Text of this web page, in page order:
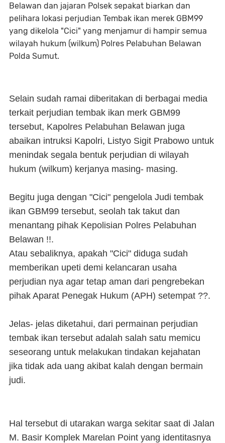
Belawan dan jajaran Polsek sepakat biarkan dan
pelihara lokasi perjudian Tembak ikan merek GBM99
yang dikelola "Cici" yang menjamur di hampir semua
wilayah hukum (wilkum) Polres Pelabuhan Belawan
Polda Sumut.
Selain sudah ramai diberitakan di berbagai media
terkait perjudian tembak ikan merk GBM99
tersebut, Kapolres Pelabuhan Belawan juga
abaikan intruksi Kapolri, Listyo Sigit Prabowo untuk
menindak segala bentuk perjudian di wilayah
hukum (wilkum) kerjanya masing- masing.
Begitu juga dengan "Cici" pengelola Judi tembak
ikan GBM99 tersebut, seolah tak takut dan
menantang pihak Kepolisian Polres Pelabuhan
Belawan !!.
Atau sebaliknya, apakah "Cici" diduga sudah
memberikan upeti demi kelancaran usaha
perjudian nya agar tetap aman dari pengrebekan
pihak Aparat Penegak Hukum (APH) setempat ??.
Jelas- jelas diketahui, dari permainan perjudian
tembak ikan tersebut adalah salah satu memicu
seseorang untuk melakukan tindakan kejahatan
jika tidak ada uang akibat kalah dengan bermain
judi.
Hal tersebut di utarakan warga sekitar saat di Jalan
M. Basir Komplek Marelan Point yang identitasnya